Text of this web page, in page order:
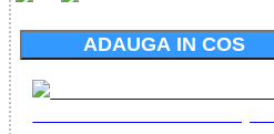
ADAUGA IN COS